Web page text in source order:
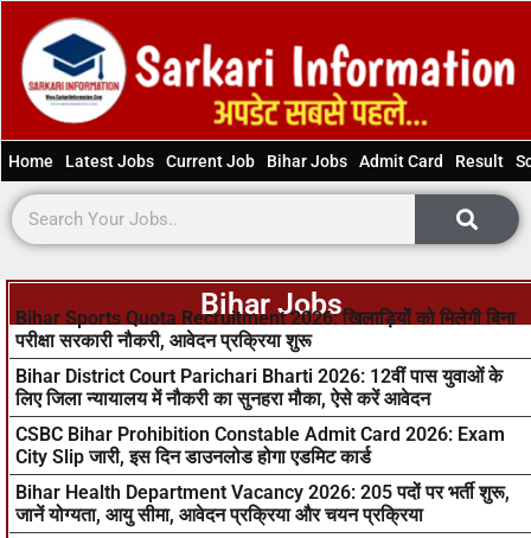
Home Latest Jobs Current Job Bihar Jobs Admit Card Result
Bihar Jobs
Bihar Sports Quota Recruitment 2026: खिलाड़ियों को मिलेगी बिना
परीक्षा सरकारी नौकरी, आवेदन प्रक्रिया शुरू
Bihar District Court Parichari Bharti 2026: 12वीं पास युवाओं के
लिए जिला न्यायालय में नौकरी का सुनहरा मौका, ऐसे करें आवेदन
CSBC Bihar Prohibition Constable Admit Card 2026: Exam
City Slip जारी, इस दिन डाउनलोड होगा एडमिट कार्ड
Bihar Health Department Vacancy 2026: 205 पदों पर भर्ती शुरू,
जानें योग्यता, आयु सीमा, आवेदन प्रक्रिया और चयन प्रक्रिया